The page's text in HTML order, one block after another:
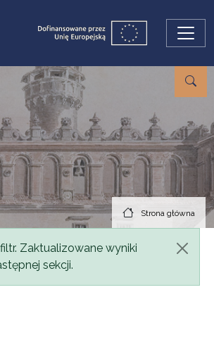
Strona główna
Zaktualizowane wyniki
sekcji.